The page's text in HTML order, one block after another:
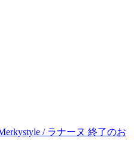
/ ラナーヌ 終了のお